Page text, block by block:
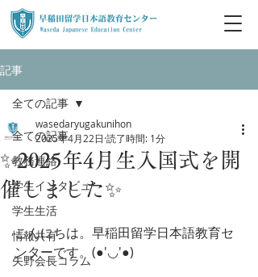
記事
全ての記事
教務連絡
学生インタビュー
学生生活
情報共有
矢野会長コラム
全ての記事
✨2025年4月生入国式を開
催しました✨
wasedaryugakunihon
2025年4月22日 読了時間: 1分
こんにちは。早稲田留学日本語教育セ
ンターです。(●'◡'●)